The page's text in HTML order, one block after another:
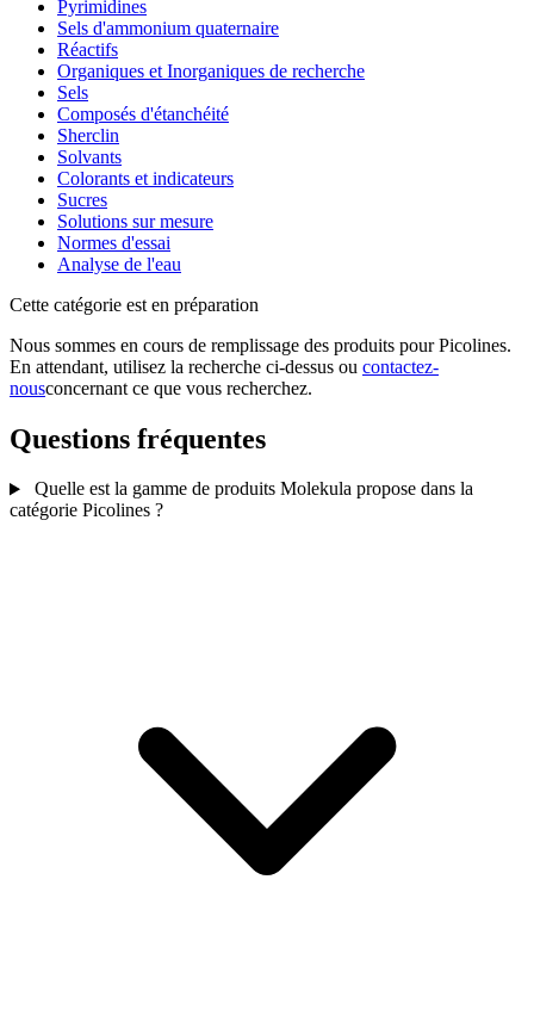
Pyrimidines
Sels d'ammonium quaternaire
Réactifs
Organiques et Inorganiques de recherche
Sels
Composés d'étanchéité
Sherclin
Solvants
Colorants et indicateurs
Sucres
Solutions sur mesure
Normes d'essai
Analyse de l'eau
Cette catégorie est en préparation
Nous sommes en cours de remplissage des produits pour Picolines.
En attendant, utilisez la recherche ci-dessus ou contactez-
nousconcernant ce que vous recherchez.
Questions fréquentes
Quelle est la gamme de produits Molekula propose dans la
catégorie Picolines ?